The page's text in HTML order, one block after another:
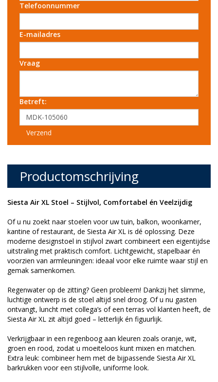
Telefoonnummer
E-mailadres
Vraag
Betreft:
Verzend
Productomschrijving
Siesta Air XL Stoel – Stijlvol, Comfortabel én Veelzijdig
Of u nu zoekt naar stoelen voor uw tuin, balkon, woonkamer,
kantine of restaurant, de Siesta Air XL is dé oplossing. Deze
moderne designstoel in stijlvol zwart combineert een eigentijdse
uitstraling met praktisch comfort. Lichtgewicht, stapelbaar én
voorzien van armleuningen: ideaal voor elke ruimte waar stijl en
gemak samenkomen.
Regenwater op de zitting? Geen probleem! Dankzij het slimme,
luchtige ontwerp is de stoel altijd snel droog. Of u nu gasten
ontvangt, luncht met collega’s of een terras vol klanten heeft, de
Siesta Air XL zit altijd goed – letterlijk én figuurlijk.
Verkrijgbaar in een regenboog aan kleuren zoals oranje, wit,
groen en rood, zodat u moeiteloos kunt mixen en matchen.
Extra leuk: combineer hem met de bijpassende Siesta Air XL
barkrukken voor een stijlvolle, uniforme look.